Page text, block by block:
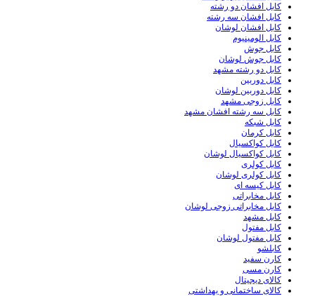
کابل افشان دو رشته
کابل افشان سه رشته
کابل افشان لوشان
کابل الومینیوم
کابل جوش
کابل جوش لوشان
کابل دو رشته مشهد
کابل دوربین
کابل دوربین لوشان
کابل زوجی مشهد
کابل سه رشته افشان مشهد
کابل شبکه
کابل کرمان
کابل کواکسیال
کابل کواکسیال لوشان
کابل کولری
کابل کولری لوشان
کابل کیسه ای
کابل مخابراتی
کابل مخابراتی زوجی لوشان
کابل مشهد
کابل مفتول
کابل مفتول لوشان
کابلشو
کارن سفید
کارن مسی
کالای دیجیتال
کالای ساختمانی و بهداشتی